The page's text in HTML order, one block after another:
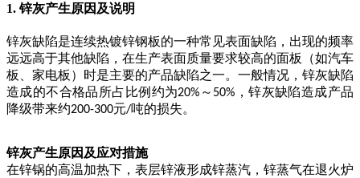
1. 锌灰产生原因及说明
锌灰缺陷是连续热镀锌钢板的一种常见表面缺陷，出现的频率
远远高于其他缺陷，在生产表面质量要求较高的面板（如汽车
板、家电板）时是主要的产品缺陷之一。一般情况，锌灰缺陷
造成的不合格品所占比例约为20% ～ 50% ，锌灰缺陷造成产品
降级带来约200-300元/吨的损失。
锌灰产生原因及应对措施
在锌锅的高温加热下，表层锌液形成锌蒸汽，锌蒸气在退火炉